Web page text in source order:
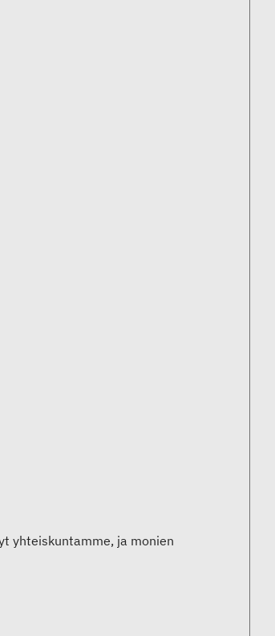
yhteiskuntamme, ja monien